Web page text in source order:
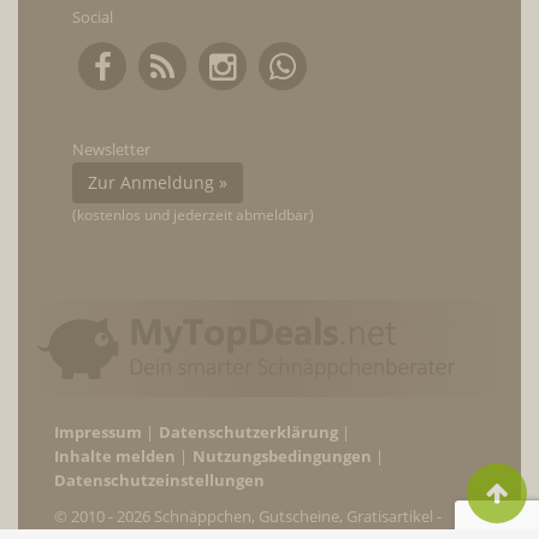
Social
Newsletter
Zur Anmeldung »
(kostenlos und jederzeit abmeldbar)
Impressum
Datenschutzerklärung
Inhalte melden
Nutzungsbedingungen
Datenschutzeinstellungen
© 2010 - 2026 Schnäppchen, Gutscheine, Gratisartikel -